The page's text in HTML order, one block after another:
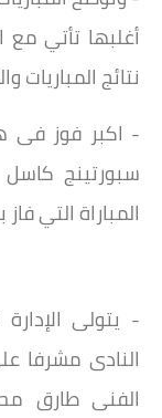
أغلبها تأتي مع
نتائج المباريات
- اكبر فوز فى
سبورتينج
المباراة التي فاز
- يتولى
النادى مشرفا
الفنى طارق